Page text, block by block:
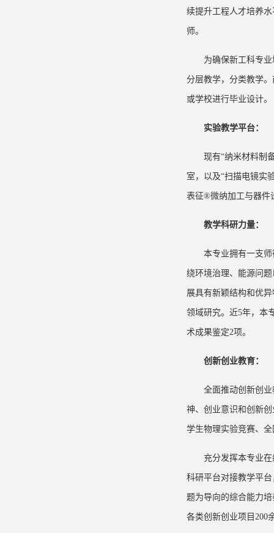
续提升工程人才培养
师。
为确保新工科专
分层教学，分类教学
或学校进行毕业设计。
实验教学平台：
现有“纳米材料制
室，以及“扫描电镜实
表征®微纳加工与器件
教学科研力量：
本专业拥有一支
绕环境治理、能源问
展具有新颖结构和优
领域研究。近5年，本
术成果鉴定2项。
创新创业教育：
全面推动创新创
神、创业意识和创新
学生物理实验竞赛、
充分发挥本专业
科研平台对接教学平
题为导向的综合能力
各类创新创业项目200